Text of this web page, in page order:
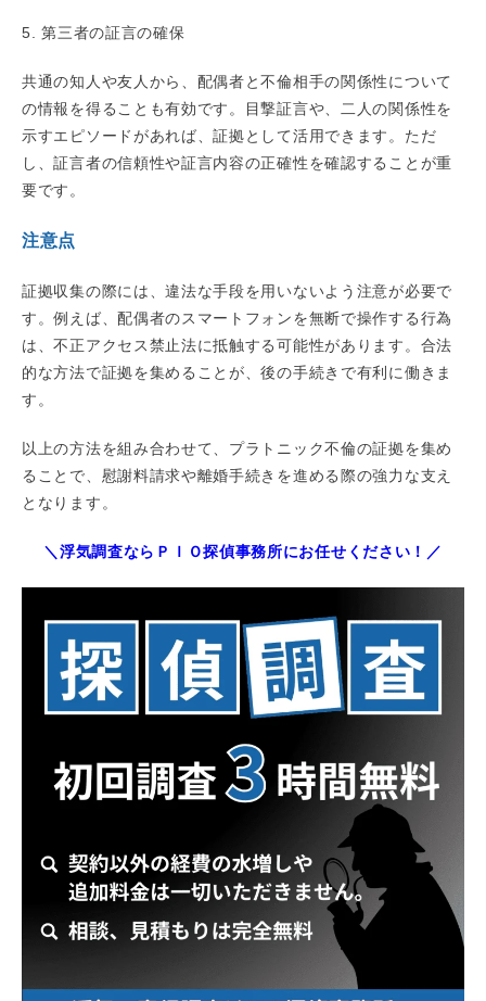
5. 第三者の証言の確保
共通の知人や友人から、配偶者と不倫相手の関係性について
の情報を得ることも有効です。目撃証言や、二人の関係性を
示すエピソードがあれば、証拠として活用できます。ただ
し、証言者の信頼性や証言内容の正確性を確認することが重
要です。
注意点
証拠収集の際には、違法な手段を用いないよう注意が必要で
す。例えば、配偶者のスマートフォンを無断で操作する行為
は、不正アクセス禁止法に抵触する可能性があります。合法
的な方法で証拠を集めることが、後の手続きで有利に働きま
す。
以上の方法を組み合わせて、プラトニック不倫の証拠を集め
ることで、慰謝料請求や離婚手続きを進める際の強力な支え
となります。
＼浮気調査ならＰＩＯ探偵事務所にお任せください！／